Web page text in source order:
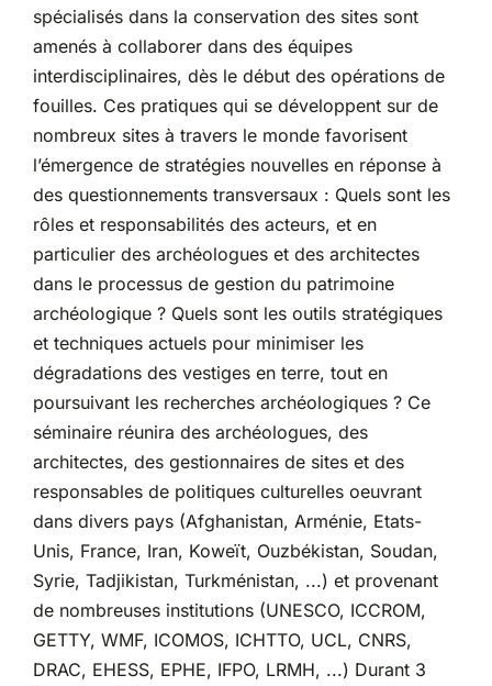
spécialisés dans la conservation des sites sont
amenés à collaborer dans des équipes
interdisciplinaires, dès le début des opérations de
fouilles. Ces pratiques qui se développent sur de
nombreux sites à travers le monde favorisent
l’émergence de stratégies nouvelles en réponse à
des questionnements transversaux : Quels sont les
rôles et responsabilités des acteurs, et en
particulier des archéologues et des architectes
dans le processus de gestion du patrimoine
archéologique ? Quels sont les outils stratégiques
et techniques actuels pour minimiser les
dégradations des vestiges en terre, tout en
poursuivant les recherches archéologiques ? Ce
séminaire réunira des archéologues, des
architectes, des gestionnaires de sites et des
responsables de politiques culturelles oeuvrant
dans divers pays (Afghanistan, Arménie, Etats-
Unis, France, Iran, Koweït, Ouzbékistan, Soudan,
Syrie, Tadjikistan, Turkménistan, ...) et provenant
de nombreuses institutions (UNESCO, ICCROM,
GETTY, WMF, ICOMOS, ICHTTO, UCL, CNRS,
DRAC, EHESS, EPHE, IFPO, LRMH, ...) Durant 3